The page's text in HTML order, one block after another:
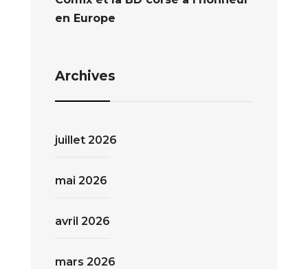
en Europe
Archives
juillet 2026
mai 2026
avril 2026
mars 2026